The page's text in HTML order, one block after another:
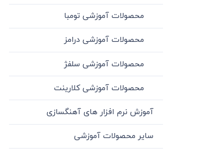
محصولات آموزشی تومبا
محصولات آموزشی درامز
محصولات آموزشی سلفژ
محصولات آموزشی کلارینت
آموزش نرم افزار های آهنگسازی
سایر محصولات آموزشی